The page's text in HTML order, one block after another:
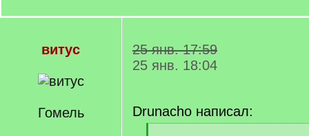
витус
Гомель
25 янв. 17:59
25 янв. 18:04
Drunacho написал: